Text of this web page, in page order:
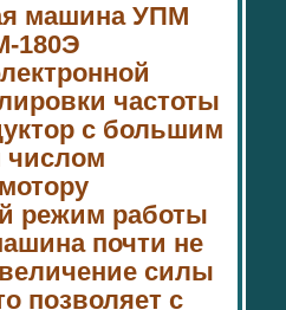
машина УПМ
180Э
частоты
с большим
числом
режим работы
почти не
силы
позволяет с